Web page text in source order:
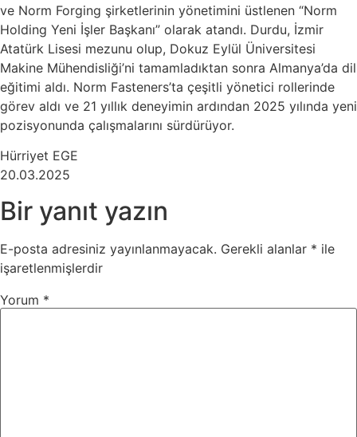
ve Norm Forging şirketlerinin yönetimini üstlenen “Norm
Holding Yeni İşler Başkanı” olarak atandı. Durdu, İzmir
Atatürk Lisesi mezunu olup, Dokuz Eylül Üniversitesi
Makine Mühendisliği’ni tamamladıktan sonra Almanya’da dil
eğitimi aldı. Norm Fasteners’ta çeşitli yönetici rollerinde
görev aldı ve 21 yıllık deneyimin ardından 2025 yılında yeni
pozisyonunda çalışmalarını sürdürüyor.
Hürriyet EGE
20.03.2025
Bir yanıt yazın
E-posta adresiniz yayınlanmayacak. Gerekli alanlar * ile
işaretlenmişlerdir
Yorum *